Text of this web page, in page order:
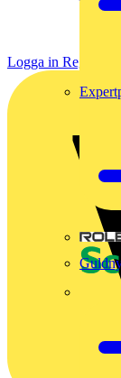
Logga in